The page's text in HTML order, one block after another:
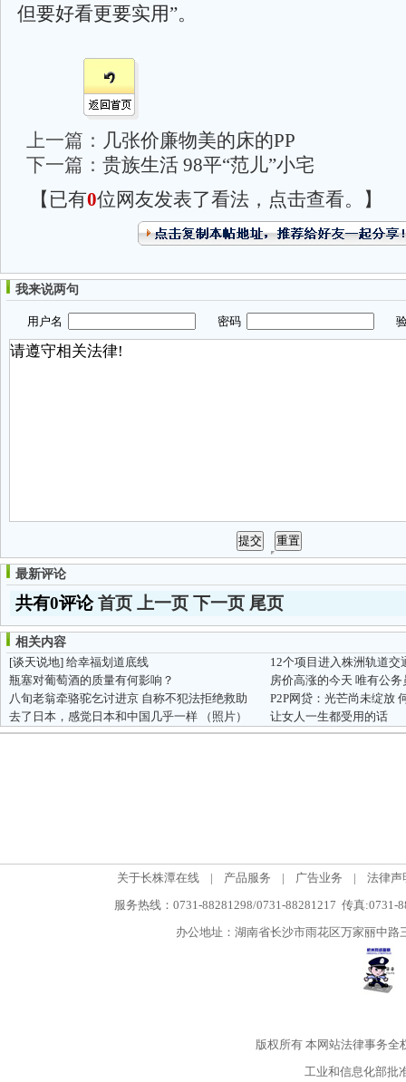
但要好看更要实用”。
上一篇： 几张价廉物美的床的PP
下一篇： 贵族生活 98平“范儿”小宅
【已有0位网友发表了看法，点击查看。】
我来说两句
用户名 密码 验
最新评论
共有0评论首页 上一页 下一页 尾页
相关内容
[谈天说地] 给幸福划道底线
瓶塞对葡萄酒的质量有何影响？
房价高涨的今天 唯有公
八旬老翁牵骆驼乞讨进京 自称不犯法拒绝救助
P2P网贷：光芒尚未绽放
去了日本，感觉日本和中国几乎一样 （照片）
让女人一生都受用的话
关于长株潭在线 | 产品服务 | 广告业务 |
法律声
服务热线：0731-88281298/0731-88281217 传真:0731-
办公地址：湖南省长沙市雨花区万家丽中
版权所有本网站法律事务全
工业和信息化部批